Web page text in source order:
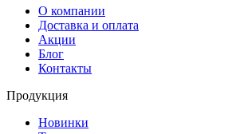
О компании
Доставка и оплата
Акции
Блог
Контакты
Продукция
Новинки